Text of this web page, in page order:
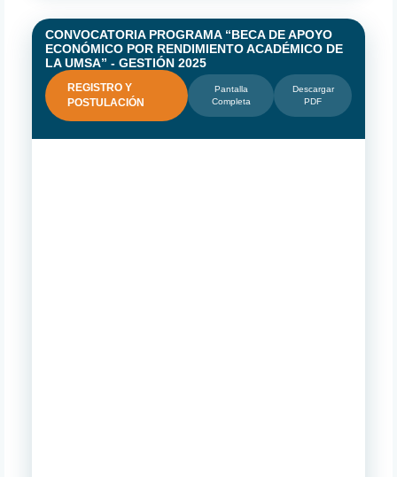
CONVOCATORIA PROGRAMA “BECA DE APOYO
ECONÓMICO POR RENDIMIENTO ACADÉMICO DE
LA UMSA” - GESTIÓN 2025
REGISTRO Y
POSTULACIÓN
Pantalla
Completa
Descargar
PDF